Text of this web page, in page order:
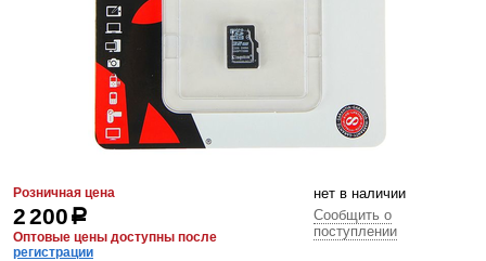
Розничная цена
2 200р
Оптовые цены доступны после
регистрации
нет в наличии
Сообщить о
поступлении